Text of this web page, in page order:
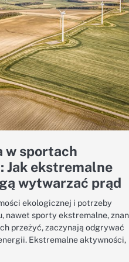
w sportach
Jak ekstremalne
wytwarzać prąd
ekologicznej i potrzeby
nawet sporty ekstremalne,
przeżyć, zaczynają odgrywać
Ekstremalne aktywności,